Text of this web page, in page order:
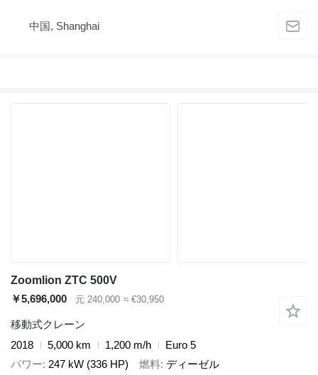
中国, Shanghai
Zoomlion ZTC 500V
￥5,696,000
元 240,000 ≈ €30,950
移動式クレーン
2018
5,000 km 1,200 m/h
Euro 5
パワー 247 kW (336 HP) 燃料 ディーゼル